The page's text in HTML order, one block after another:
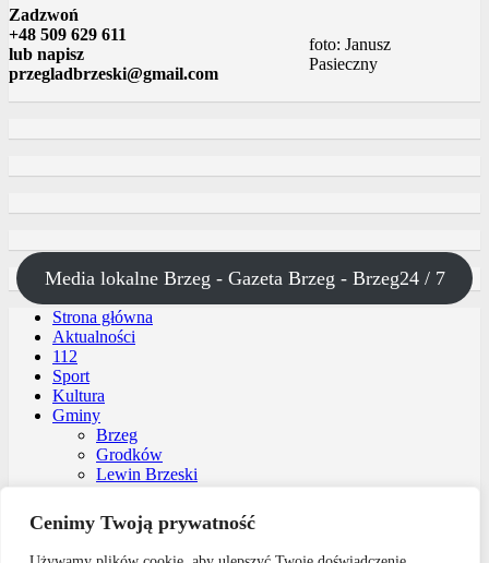
Cenimy Twoją prywatność
Zadzwoń
+48 509 629 611
lub napisz
przegladbrzeski@gmail.com
foto: Janusz
Pasieczny
Media lokalne Brzeg - Gazeta Brzeg - Brzeg24 / 7
Strona główna
Aktualności
112
Sport
Kultura
Gminy
Brzeg
Grodków
Lewin Brzeski
Olszanka
Skarbimierz
Oferta reklamy